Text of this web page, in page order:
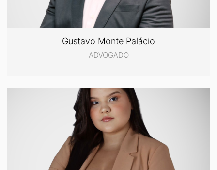
Gustavo Monte Palácio
ADVOGADO